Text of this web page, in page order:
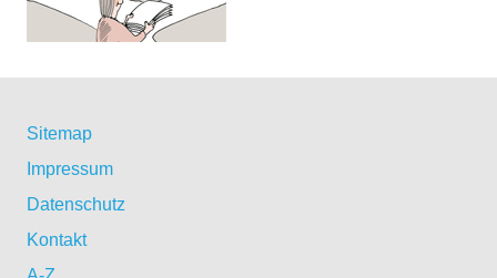
Sitemap
Impressum
Datenschutz
Kontakt